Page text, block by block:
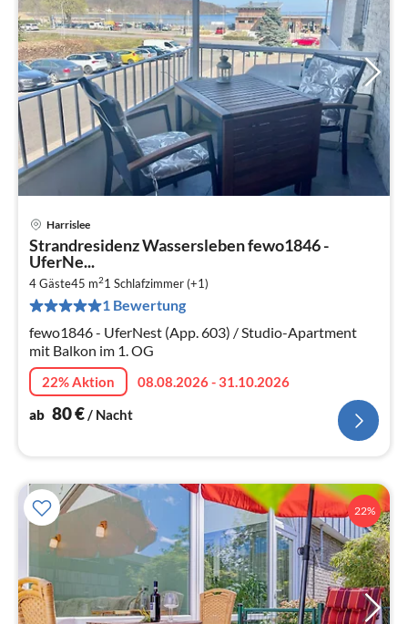
Harrislee
Strandresidenz Wassersleben fewo1846 -
UferNe...
4 Gäste45 m21 Schlafzimmer (+1)
1 Bewertung
fewo1846 - UferNest (App. 603) / Studio-Apartment
mit Balkon im 1. OG
22% Aktion
08.08.2026 - 31.10.2026
ab 80€/ Nacht
22%